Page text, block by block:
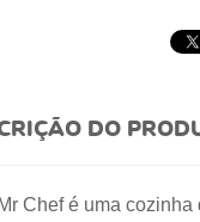
DO
Chef é uma